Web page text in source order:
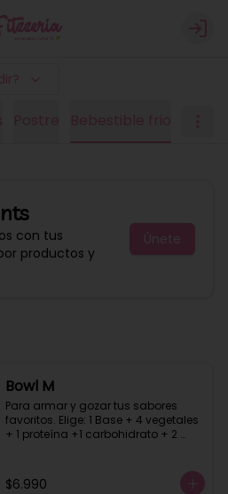
Login
Postre Bebestible frio
con tus
productos y
Únete
Bowl M
Para armar y gozar tus sabores
favoritos. Elige: 1 Base + 4 vegetales
+ 1 proteína +1 carbohidrato + 2
$6.990